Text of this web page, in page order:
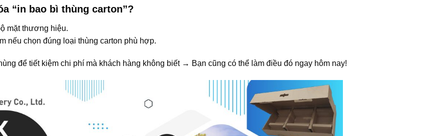
“in bao bì thùng carton”?
mặt thương hiệu.
nếu chọn đúng loại thùng carton phù hợp.
để tiết kiệm chi phí mà khách hàng không biết → Bạn cũng có thể làm điều đó ngay hôm nay!